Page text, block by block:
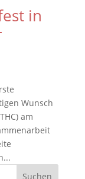
in
Wunsch
am